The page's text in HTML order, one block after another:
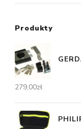
Produkty
279,00zł